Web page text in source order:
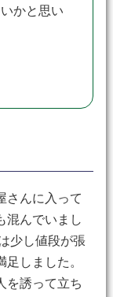
かと思い
んに入って
混んでいまし
少し値段が張
しました。
を誘って立ち